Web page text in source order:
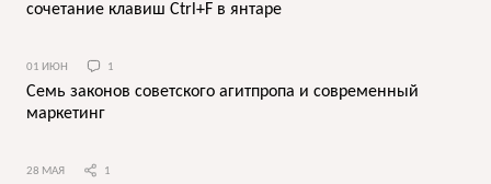
сочетание клавиш Ctrl+F в янтаре
01 ИЮН 1
Семь законов советского агитпропа и современный
маркетинг
28 МАЯ 1